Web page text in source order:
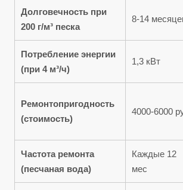
Долговечность при
200 г/м³ песка
8-14
Потребление энергии
(при 4 м³/ч)
1,3 кВт
Ремонтопригодность
(стоимость)
4000-6000
Частота ремонта
(песчаная вода)
Каждые 12
мес